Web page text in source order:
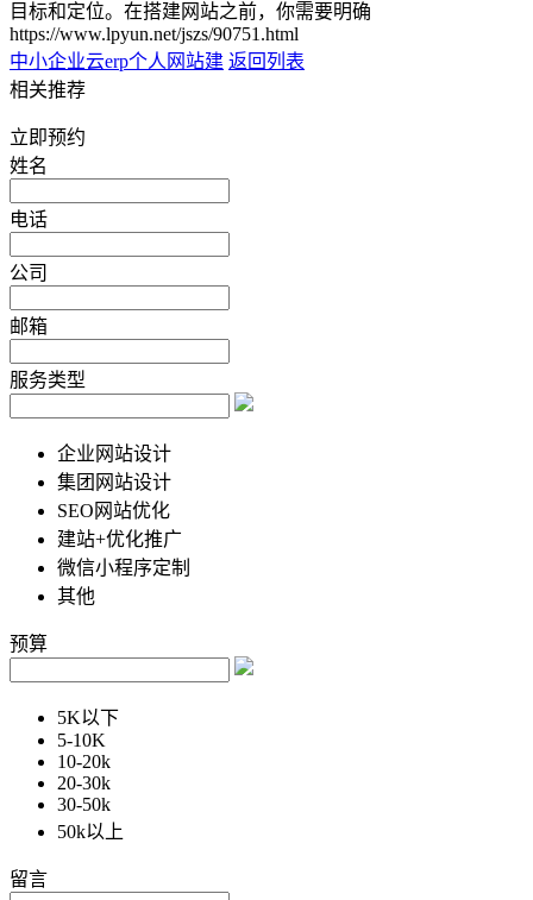
目标和定位。在搭建网站之前，你需要明确
https://www.lpyun.net/jszs/90751.html
中小企业云erp个人网站建 返回列表
相关推荐
立即预约
姓名
电话
公司
邮箱
服务类型
企业网站设计
集团网站设计
SEO网站优化
建站+优化推广
微信小程序定制
其他
预算
5K以下
5-10K
10-20k
20-30k
30-50k
50k以上
留言